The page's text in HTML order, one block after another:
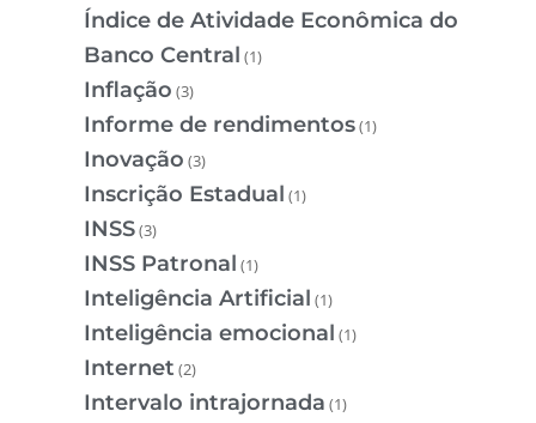
Índice de Atividade Econômica do
Banco Central (1)
Inflação (3)
Informe de rendimentos(1)
Inovação (3)
Inscrição Estadual (1)
INSS(3)
INSS Patronal (1)
Inteligência Artificial (1)
Inteligência emocional (1)
Internet (2)
Intervalo intrajornada (1)